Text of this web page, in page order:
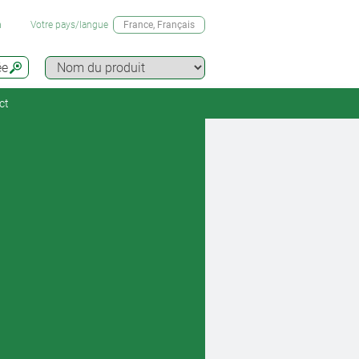
Votre pays/langue France, Français